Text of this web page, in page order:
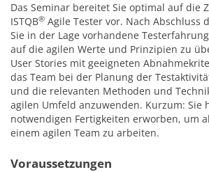
Das Seminar bereitet Sie optimal auf die
ISTQB® Agile Tester vor. Nach Abschluss
Sie in der Lage vorhandene
auf die agilen Werte und Prinzipien zu
User Stories mit geeigneten
das Team bei der Planung der
und die relevanten Methoden und
agilen Umfeld anzuwenden. Kurzum: Sie
notwendigen Fertigkeiten erworben, um
einem agilen Team zu arbeiten.
Voraussetzungen